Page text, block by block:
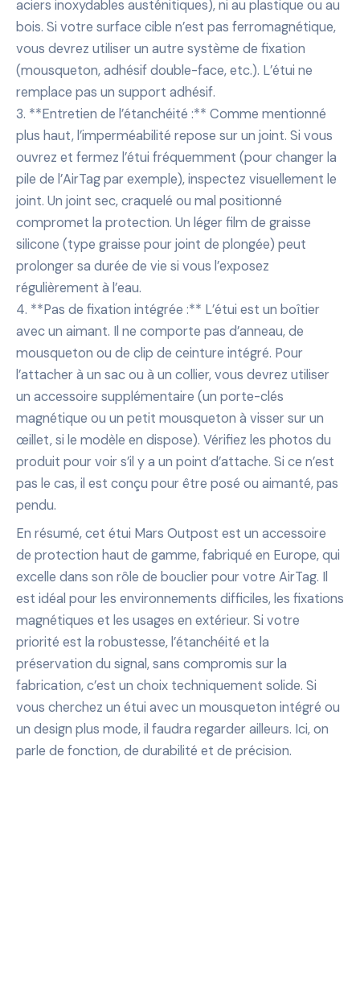
aciers inoxydables austénitiques), ni au plastique ou au
bois. Si votre surface cible n’est pas ferromagnétique,
vous devrez utiliser un autre système de fixation
(mousqueton, adhésif double-face, etc.). L’étui ne
remplace pas un support adhésif.
3. **Entretien de l’étanchéité :** Comme mentionné
plus haut, l’imperméabilité repose sur un joint. Si vous
ouvrez et fermez l’étui fréquemment (pour changer la
pile de l’AirTag par exemple), inspectez visuellement le
joint. Un joint sec, craquelé ou mal positionné
compromet la protection. Un léger film de graisse
silicone (type graisse pour joint de plongée) peut
prolonger sa durée de vie si vous l’exposez
régulièrement à l’eau.
4. **Pas de fixation intégrée :** L’étui est un boîtier
avec un aimant. Il ne comporte pas d’anneau, de
mousqueton ou de clip de ceinture intégré. Pour
l’attacher à un sac ou à un collier, vous devrez utiliser
un accessoire supplémentaire (un porte-clés
magnétique ou un petit mousqueton à visser sur un
œillet, si le modèle en dispose). Vérifiez les photos du
produit pour voir s’il y a un point d’attache. Si ce n’est
pas le cas, il est conçu pour être posé ou aimanté, pas
pendu.
En résumé, cet étui Mars Outpost est un accessoire
de protection haut de gamme, fabriqué en Europe, qui
excelle dans son rôle de bouclier pour votre AirTag. Il
est idéal pour les environnements difficiles, les fixations
magnétiques et les usages en extérieur. Si votre
priorité est la robustesse, l’étanchéité et la
préservation du signal, sans compromis sur la
fabrication, c’est un choix techniquement solide. Si
vous cherchez un étui avec un mousqueton intégré ou
un design plus mode, il faudra regarder ailleurs. Ici, on
parle de fonction, de durabilité et de précision.